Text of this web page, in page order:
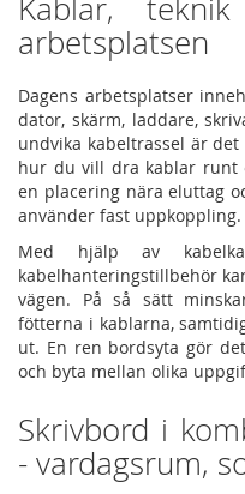
Kablar,
arbetsplatsen
Dagens arbetsplatser
dator, skärm, laddare,
undvika kabeltrassel är
hur du vill dra kablar runt
en placering nära eluttag
använder fast uppkoppling.
Med hjälp av
kabelhanteringstillbehör
vägen. På så sätt
fötterna i kablarna,
ut. En ren bordsyta gör
och byta mellan olika
Skrivbord i
- vardagsrum,